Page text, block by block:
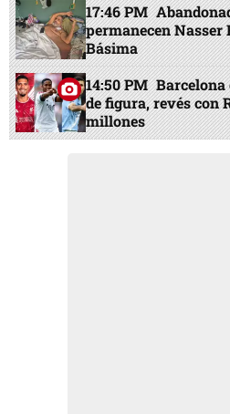
17:46 PM
permanecen
Básima
14:50 PM
de figura, revés con
millones